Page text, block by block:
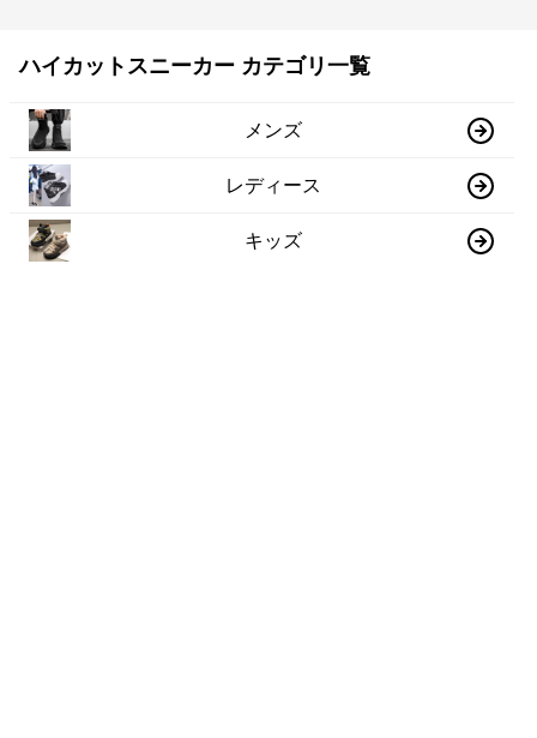
ハイカットスニーカー カテゴリ一覧
メンズ
レディース
キッズ